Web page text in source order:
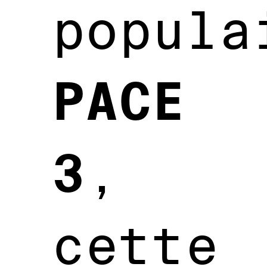
PACE
3 ,
cette